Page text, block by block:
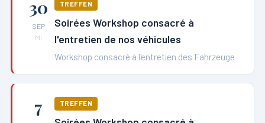
30
SEP
Mi
TREFFEN
Soirées Workshop consacré à
l'entretien de nos véhicules
Workshop consacré à l'entretien des Fahrzeuge
7 TREFFEN